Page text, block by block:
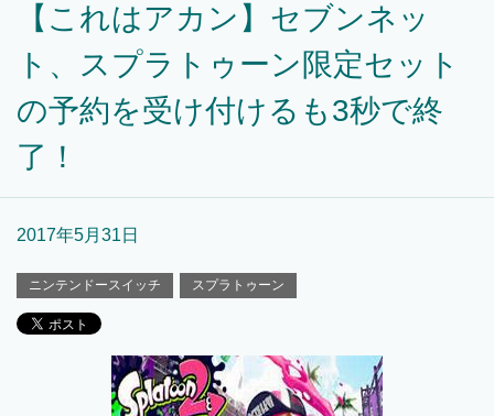
【これはアカン】セブンネッ
ト、スプラトゥーン限定セット
の予約を受け付けるも3秒で終
了！
2017年5月31日
ニンテンドースイッチ スプラトゥーン